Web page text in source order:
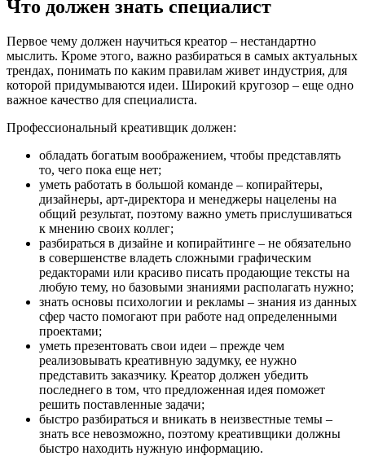
Что должен знать специалист
Первое чему должен научиться креатор – нестандартно
мыслить. Кроме этого, важно разбираться в самых актуальных
трендах, понимать по каким правилам живет индустрия, для
которой придумываются идеи. Широкий кругозор – еще одно
важное качество для специалиста.
Профессиональный креативщик должен:
обладать богатым воображением, чтобы представлять
то, чего пока еще нет;
уметь работать в большой команде – копирайтеры,
дизайнеры, арт-директора и менеджеры нацелены на
общий результат, поэтому важно уметь прислушиваться
к мнению своих коллег;
разбираться в дизайне и копирайтинге – не обязательно
в совершенстве владеть сложными графическим
редакторами или красиво писать продающие тексты на
любую тему, но базовыми знаниями располагать нужно;
знать основы психологии и рекламы – знания из данных
сфер часто помогают при работе над определенными
проектами;
уметь презентовать свои идеи – прежде чем
реализовывать креативную задумку, ее нужно
представить заказчику. Креатор должен убедить
последнего в том, что предложенная идея поможет
решить поставленные задачи;
быстро разбираться и вникать в неизвестные темы –
знать все невозможно, поэтому креативщики должны
быстро находить нужную информацию.